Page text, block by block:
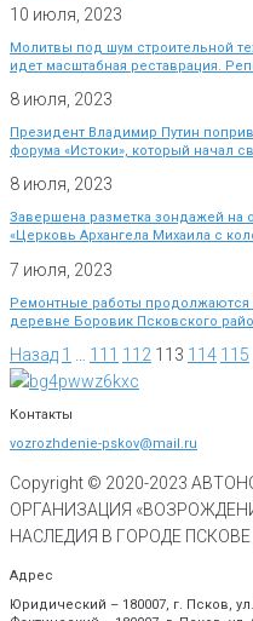
10 июля, 2023
Молитвы под шум строительной
идет масштабная реставрация.
8 июля, 2023
Президент Владимир Путин
форума «Истоки», который начал
8 июля, 2023
Завершена разметка зондажей на
«Церковь Архангела Михаила с
7 июля, 2023
Ремонтные работы
деревне Боровик Псковского
Назад 1 111 112 113 114 115
Контакты
vozrozhdenie-pskov@mail.ru
Copyright © 2020-2023
ОРГАНИЗАЦИЯ
НАСЛЕДИЯ В ГОРОДЕ
Адрес
Юридический – 180007, г. Псков,